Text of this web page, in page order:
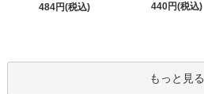
484円(税込)
440円(税込)
もっと見る